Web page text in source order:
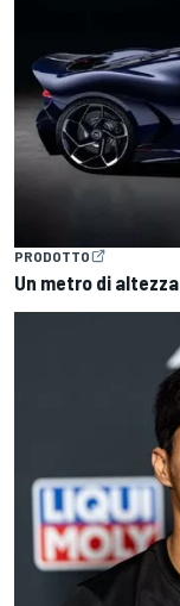
PRODOTTO
Un metro di